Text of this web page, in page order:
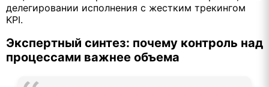
делегировании исполнения с жестким трекингом
KPI.
Экспертный синтез: почему контроль над
процессами важнее объема